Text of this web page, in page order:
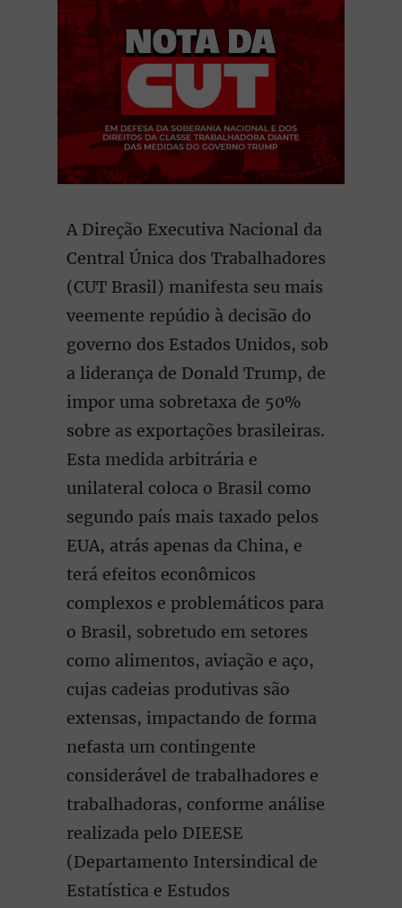
A Direção Executiva Nacional da
Central Única dos Trabalhadores
(CUT Brasil) manifesta seu mais
veemente repúdio à decisão do
governo dos Estados Unidos, sob
a liderança de Donald Trump, de
impor uma sobretaxa de 50%
sobre as exportações brasileiras.
Esta medida arbitrária e
unilateral coloca o Brasil como
segundo país mais taxado pelos
EUA, atrás apenas da China, e
terá efeitos econômicos
complexos e problemáticos para
o Brasil, sobretudo em setores
como alimentos, aviação e aço,
cujas cadeias produtivas são
extensas, impactando de forma
nefasta um contingente
considerável de trabalhadores e
trabalhadoras, conforme análise
realizada pelo DIEESE
(Departamento Intersindical de
Estatística e Estudos